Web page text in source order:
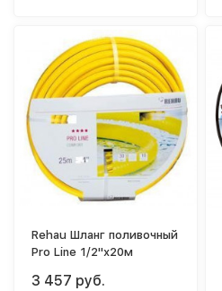
Rehau Шланг поливочный
Pro Line 1/2"х20м
3 457 руб.